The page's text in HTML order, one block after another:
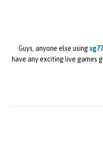
Guys, anyone else using
have any exciting live games